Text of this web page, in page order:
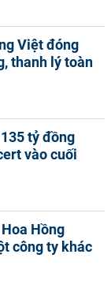
Việt đóng
thanh lý toàn
tỷ đồng
vào cuối
Hồng
công ty khác